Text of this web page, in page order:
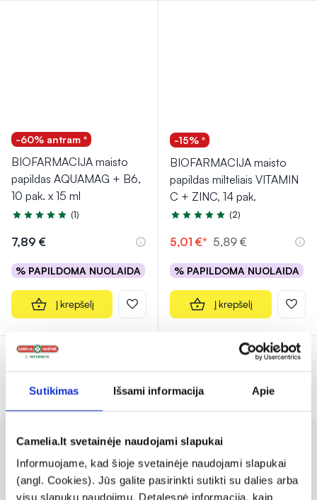
Sutikimas Išsami informacija Apie
Camelia.lt svetainėje naudojami slapukai
Informuojame, kad šioje svetainėje naudojami slapukai
(angl. Cookies). Jūs galite pasirinkti sutikti su dalies arba
visų slapukų naudojimu. Detalesnė informacija, kaip
-60% antram *
BIOFARMACIJA maisto
papildas AQUAMAG + B6,
10 pak. x 15 ml
Įvertinimas 5.0 iš 5
(1)
7,89 €
% PAPILDOMA NUOLAIDA
Į krepšelį
-15% *
BIOFARMACIJA maisto
papildas milteliais VITAMIN
C + ZINC, 14 pak.
Įvertinimas 5.0 iš 5
(2)
5,01 €* 5,89 €
% PAPILDOMA NUOLAIDA
Į krepšelį
BIOFARMACIJA – lietuviškas prekės
ženklas, kuris specializuojasi aukštos